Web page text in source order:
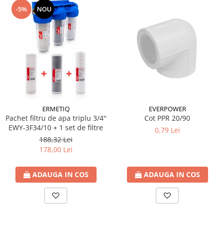
Ventilator de tubulatura
Amenajare bucatarie
Promotii pachete chiuveta +
baterie
CHIUVETE BUCATARIE
Chiuvete bucatarie din compozit
Chiuveta bucatarie inox
Chiuveta bucatarie granit
Baterie bucatarie
Tuburi Flexibile Hota
Accesorii bucatarie
Accesorii chiuvete bucatarie
Instalatii apa/gaz/canalizare
FILTRARE PENTRU APA SI PIESE DE
-5% NOU
ERMETIQ
Pachet filtru de apa triplu 3/4''
EWY-3F34/10 + 1 set de filtre
188,32 Lei
178,00 Lei
ADAUGA IN COS
EVERPOWER
Cot PPR 20/90
0,79 Lei
ADAUGA IN COS